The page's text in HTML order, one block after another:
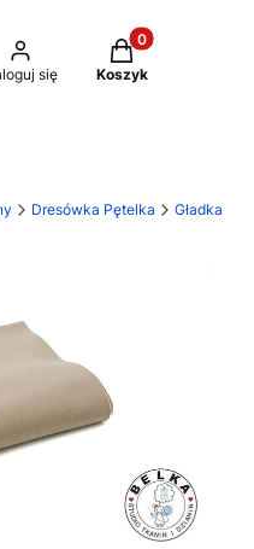
się
Produkty w
Koszyk
Dresówka Pętelka Gładka